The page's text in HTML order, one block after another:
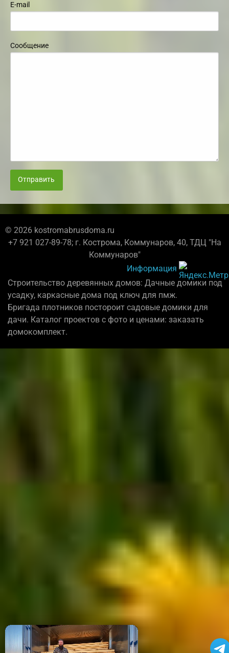
E-mail
Сообщение
Отправить
© 2026 kostromabrusdoma.ru
+7 921 027-89-78; г. Кострома, Коммунаров, 40, ТДЦ "На
Коммунаров"
Информация
Строительство деревянных домов: Дачные домики под
усадку, каркасные дома под ключ для пмж.
Бригада плотников постороит садовые домики для
дачи. Каталог проектов с фото и ценами: заказать
домокомплект.